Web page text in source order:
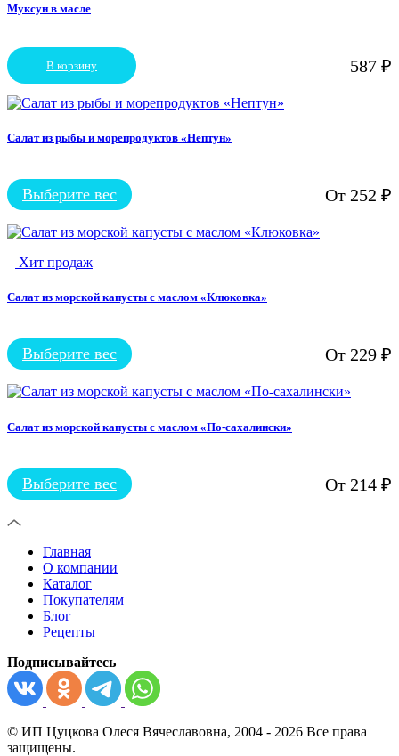
Муксун в масле
587 ₽
В корзину
Салат из рыбы и морепродуктов «Нептун»
От 252 ₽
Выберите вес
Этот
имеет
вариаций.
можно
странице
товара.
Хит продаж
Салат из морской капусты с маслом «Клюковка»
От 229 ₽
Выберите вес
Этот
имеет
вариаций.
выбрать
на
товара.
Салат из морской капусты с маслом «По-сахалински»
От 214 ₽
Выберите вес
Этот
имеет
вариаций.
Опции
можно
выбрать
странице
Главная
О компании
Каталог
Покупателям
Блог
Рецепты
Подписывайтесь
© ИП Цуцкова Олеся Вячеславовна, 2004 - 2026 Все права
защищены.